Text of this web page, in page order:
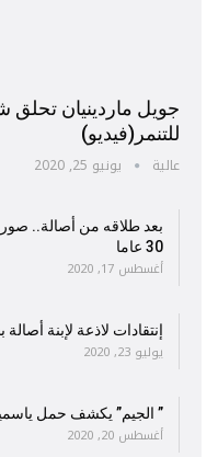
جويل ماردينيان تحلق
للتنمر(فيديو)
عالية يونيو 25, 2020
بعد طلاقه من أصالة..
30 عاما
أغسطس 17, 2020
إنتقادات لاذعة لإبنة
يوليو 23, 2020
” الجيم” يكشف حمل
أغسطس 20, 2020